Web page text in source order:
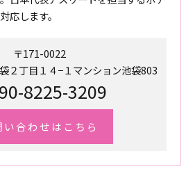
応します。
〒171-0022
２丁目１４−１マンション池袋803
8225-3209
い合わせはこちら